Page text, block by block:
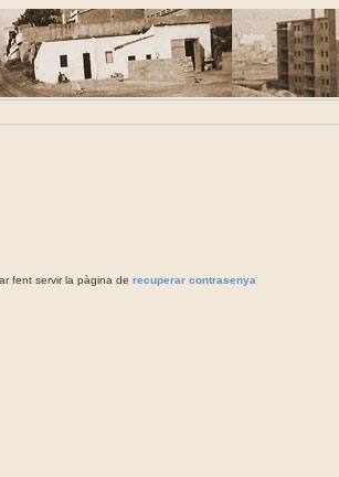
fent servir la pàgina de recuperar contrasenya